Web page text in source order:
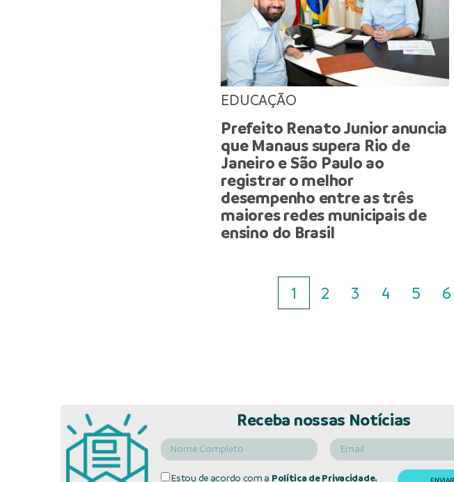
EDUCAÇÃO
Prefeito Renato Junior anuncia
que Manaus supera Rio de
Janeiro e São Paulo ao
registrar o melhor
desempenho entre as três
maiores redes municipais de
ensino do Brasil
1 2 3 4 5 6
Receba nossas Notícias
Estou de acordo com a Política de Privacidade.